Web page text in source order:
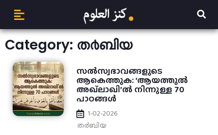
Category: ത൪ബിയ
സൽസ്വഭാവങ്ങളുടെ
ആകെത്തുക: ‘ആയത്തുൽ
അഖ്‌ലാഖി’ൽ നിന്നുള്ള 70
പാഠങ്ങൾ
1-02-2026
ത൪ബിയ